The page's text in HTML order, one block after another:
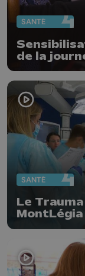
SANTÉ
de la
SANTÉ
Le
MontLégia